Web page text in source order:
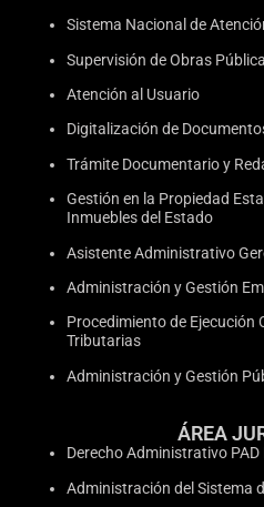
Sistema Nacional de
Supervisión de Obras
Atención al Usuario
Digitalización de
Trámite Documentario y
Gestión en la Propiedad
Inmuebles del Estado
Asistente Administrativo
Administración y Gestión
Procedimiento de Ejecución
Tributarias
Administración y Gestión
ÁREA
Derecho Administrativo PAD
Administración del Sistema